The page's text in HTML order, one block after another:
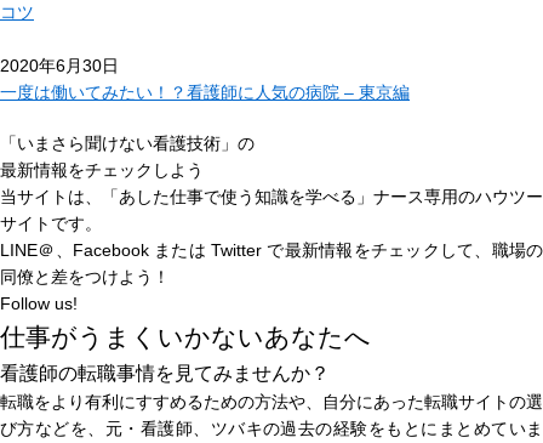
コツ
2020年6月30日
一度は働いてみたい！？看護師に人気の病院 – 東京編
「いまさら聞けない看護技術」の
最新情報をチェックしよう
当サイトは、
「あした仕事で使う知識を学べる」 ナース専用のハウツー
サイトです。
LINE＠、Facebook または Twitter で最新情報をチェックして、職場の
同僚と差をつけよう！
Follow us!
仕事がうまくいかないあなたへ
看護師の転職事情を見てみませんか？
転職をより有利にすすめるための方法や、自分にあった転職サイトの選
び方などを、元・看護師、ツバキの過去の経験をもとにまとめていま